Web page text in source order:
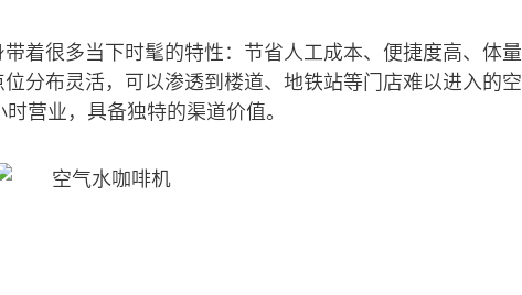
着很多当下时髦的特性：节省人工成本、便捷度高、体量
分布灵活，可以渗透到楼道、地铁站等门店难以进入的空
营业，具备独特的渠道价值。